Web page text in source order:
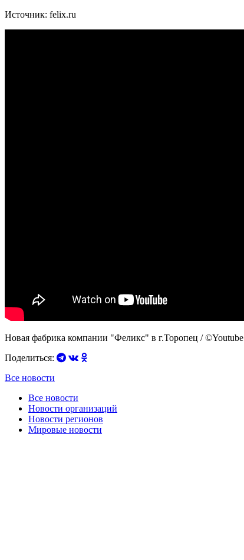
Источник: felix.ru
Новая фабрика компании "Феликс" в г.Торопец / ©Youtube
Поделиться:
Все новости
Все новости
Новости организаций
Новости регионов
Мировые новости